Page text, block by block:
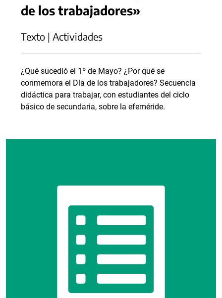
de los trabajadores»
Texto | Actividades
¿Qué sucedió el 1º de Mayo? ¿Por qué se
conmemora el Día de los trabajadores? Secuencia
didáctica para trabajar, con estudiantes del ciclo
básico de secundaria, sobre la efeméride.